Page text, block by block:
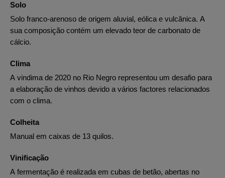
Solo
Solo franco-arenoso de origem aluvial, eólica e vulcânica. A
sua composição contém um elevado teor de carbonato de
cálcio.
Clima
A vindima de 2020 no Rio Negro representou um desafio para
a elaboração de vinhos devido a vários factores relacionados
com o clima.
Colheita
Manual em caixas de 13 quilos.
Vinificação
A fermentação é realizada em cubas de betão, abertas no